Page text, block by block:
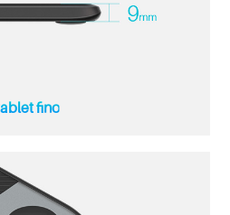
fino